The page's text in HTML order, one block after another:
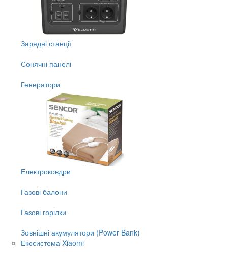
Зарядні станції
Сонячні панелі
Генератори
Електроковдри
Газові балони
Газові горілки
Зовнішні акумулятори (Power Bank)
Екосистема Xiaomi